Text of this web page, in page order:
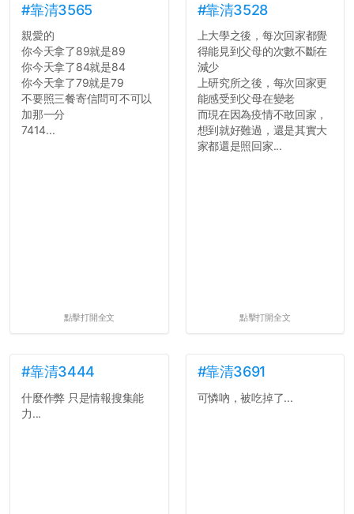
#靠清3565
親愛的
你今天拿了89就是89
你今天拿了84就是84
你今天拿了79就是79
不要照三餐寄信問可不可以
加那一分
7414...
點擊打開全文
#靠清3528
上大學之後，每次回家都覺
得能見到父母的次數不斷在
減少
上研究所之後，每次回家更
能感受到父母在變老
而現在因為疫情不敢回家，
想到就好難過，還是其實大
家都還是照回家...
點擊打開全文
#靠清3444
什麼作弊 只是情報搜集能
力...
#靠清3691
可憐吶，被吃掉了...